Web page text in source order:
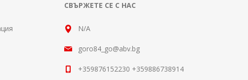
СВЪРЖЕТЕ СЕ С НАС
N/A
goro84_go@abv.bg
+359876152230 +359886738914